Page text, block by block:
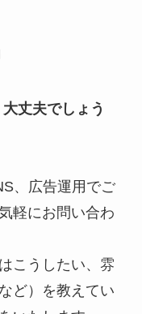
丈夫でしょう
、広告運用でご
軽にお問い合わ
こうしたい、雰
ど）を教えてい